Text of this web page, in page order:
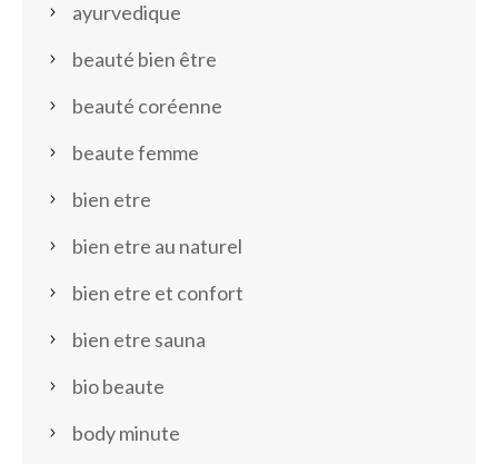
ayurvedique
beauté bien être
beauté coréenne
beaute femme
bien etre
bien etre au naturel
bien etre et confort
bien etre sauna
bio beaute
body minute